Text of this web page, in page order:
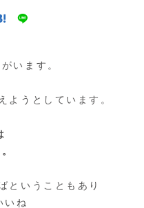
います。
ようとしています。
ということもあり
いね